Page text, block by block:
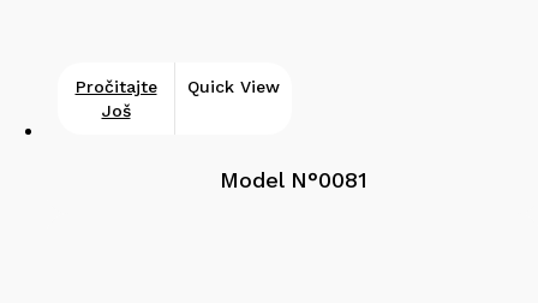
Pročitajte
Još
Quick View
Model N°0081